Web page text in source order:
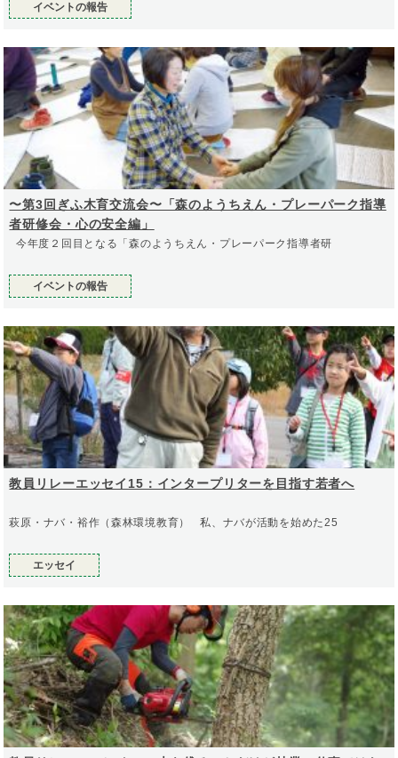
イベントの報告
〜第3回ぎふ木育交流会〜「森のようちえん・プレーパーク指導
者研修会・心の安全編」
今年度２回目となる「森のようちえん・プレーパーク指導者研
イベントの報告
教員リレーエッセイ15：インタープリターを目指す若者へ
萩原・ナバ・裕作（森林環境教育） 私、ナバが活動を始めた25
エッセイ